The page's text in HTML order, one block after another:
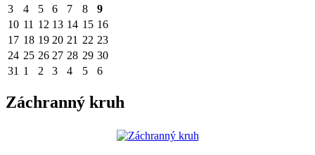
3
4 5 6 7 8
9
10 11 12 13 14 15 16
17 18 19 20 21 22 23
24 25 26 27 28 29 30
31 1 2 3 4 5 6
Záchranný kruh